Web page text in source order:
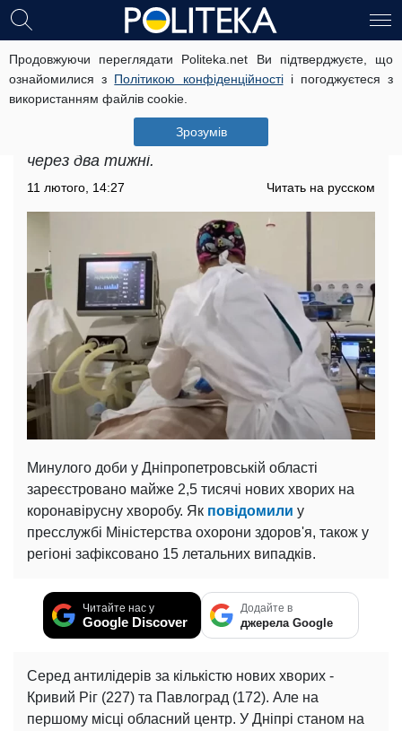
Продовжуючи переглядати Politeka.net Ви підтверджуєте, що
ознайомилися з Політикою конфіденційностіі погоджуєтеся з
використанням файлів cookie.
Зрозумів
На Дніпропетровщині різко зросла
кількість хворих: опубліковані нові
дані
Лікарі очікують пік захворюваності на ковід
через два тижні.
11 лютого, 14:27 Читать на русском
Минулого доби у Дніпропетровській області
зареєстровано майже 2,5 тисячі нових хворих на
коронавірусну хворобу. Як повідомили у
пресслужбі Міністерства охорони здоров'я, також у
регіоні зафіксовано 15 летальних випадків.
Читайте нас у
Google Discover
Додайте в
джерела Google
Серед антилідерів за кількістю нових хворих -
Кривий Ріг (227) та Павлоград (172). Але на
першому місці обласний центр. У Дніпрі станом на